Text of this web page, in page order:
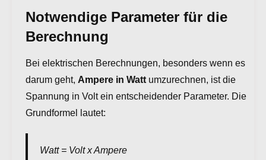
Notwendige Parameter für die
Berechnung
Bei elektrischen Berechnungen, besonders wenn es
darum geht, Ampere in Watt umzurechnen, ist die
Spannung in Volt ein entscheidender Parameter. Die
Grundformel lautet:
Watt = Volt x Ampere